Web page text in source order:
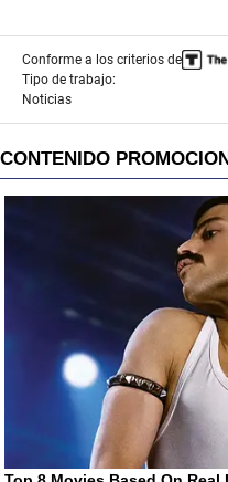
Conforme a los criterios de
Tipo de trabajo:
Noticias